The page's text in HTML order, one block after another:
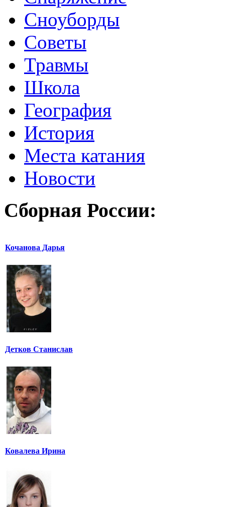
Сноуборды
Советы
Травмы
Школа
География
История
Места катания
Новости
Сборная России:
Кочанова Дарья
Детков Станислав
Ковалева Ирина